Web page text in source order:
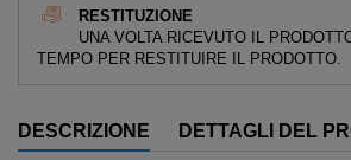
RESTITUZIONE
UNA VOLTA RICEVUTO IL
TEMPO PER RESTITUIRE IL PRODOTTO.
DESCRIZIONE DETTAGLI DEL